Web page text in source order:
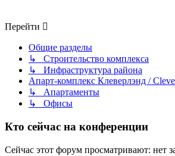
Перейти
Общие разделы
↳ Строительство комплекса
↳ Инфраструктура района
Апарт-комплекс Клеверлэнд /
↳ Апартаменты
↳ Офисы
Кто сейчас на конференции
Сейчас этот форум просматривают: нет